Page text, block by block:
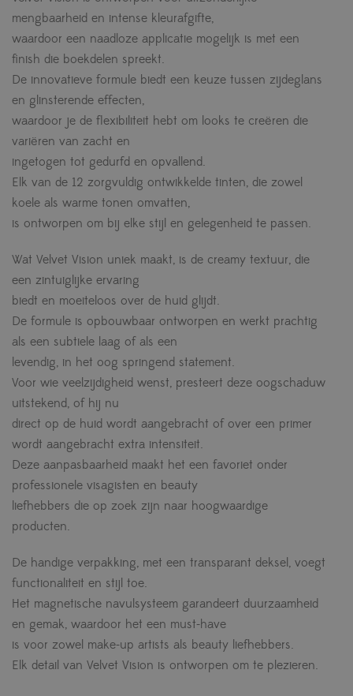
mengbaarheid en intense kleurafgifte,
waardoor een naadloze applicatie mogelijk is met een
finish die boekdelen spreekt.
De innovatieve formule biedt een keuze tussen zijdeglans
en glinsterende effecten,
waardoor je de flexibiliteit hebt om looks te creëren die
variëren van zacht en
ingetogen tot gedurfd en opvallend.
Elk van de 12 zorgvuldig ontwikkelde tinten, die zowel
koele als warme tonen omvatten,
is ontworpen om bij elke stijl en gelegenheid te passen.
Wat Velvet Vision uniek maakt, is de creamy textuur, die
een zintuiglijke ervaring
biedt en moeiteloos over de huid glijdt.
De formule is opbouwbaar ontworpen en werkt prachtig
als een subtiele laag of als een
levendig, in het oog springend statement.
Voor wie veelzijdigheid wenst, presteert deze oogschaduw
uitstekend, of hij nu
direct op de huid wordt aangebracht of over een primer
wordt aangebracht extra intensiteit.
Deze aanpasbaarheid maakt het een favoriet onder
professionele visagisten en beauty
liefhebbers die op zoek zijn naar hoogwaardige
producten.
De handige verpakking, met een transparant deksel, voegt
functionaliteit en stijl toe.
Het magnetische navulsysteem garandeert duurzaamheid
en gemak, waardoor het een must-have
is voor zowel make-up artists als beauty liefhebbers.
Elk detail van Velvet Vision is ontworpen om te plezieren.